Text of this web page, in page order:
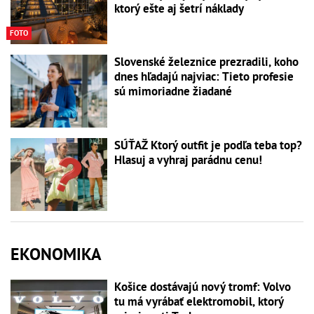
FOTO
ktorý ešte aj šetrí náklady
Slovenské železnice prezradili, koho
dnes hľadajú najviac: Tieto profesie
sú mimoriadne žiadané
SÚŤAŽ Ktorý outfit je podľa teba top?
Hlasuj a vyhraj parádnu cenu!
EKONOMIKA
Košice dostávajú nový tromf: Volvo
tu má vyrábať elektromobil, ktorý